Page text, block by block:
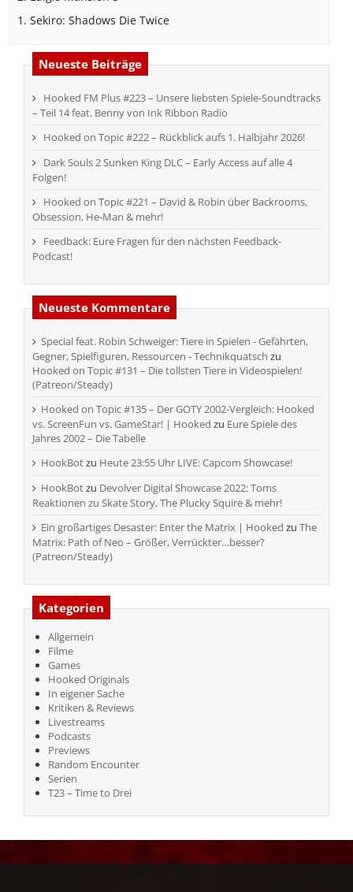
1. Sekiro: Shadows Die Twice
Neueste Beiträge
Hooked FM Plus #223 – Unsere liebsten Spiele-Soundtracks
– Teil 14 feat. Benny von Ink Ribbon Radio
Hooked on Topic #222 – Rückblick aufs 1. Halbjahr 2026!
Dark Souls 2 Sunken King DLC – Early Access auf alle 4
Folgen!
Hooked on Topic #221 – David & Robin über Backrooms,
Obsession, He-Man & mehr!
Feedback: Eure Fragen für den nächsten Feedback-
Podcast!
Neueste Kommentare
Special feat. Robin Schweiger: Tiere in Spielen - Gefährten,
Gegner, Spielfiguren, Ressourcen - Technikquatsch zu
Hooked on Topic #131 – Die tollsten Tiere in Videospielen!
(Patreon/Steady)
Hooked on Topic #135 – Der GOTY 2002-Vergleich: Hooked
vs. ScreenFun vs. GameStar! | Hooked zu Eure Spiele des
Jahres 2002 – Die Tabelle
HookBotzu Heute 23:55 Uhr LIVE: Capcom Showcase!
HookBotzu Devolver Digital Showcase 2022: Toms
Reaktionen zu Skate Story, The Plucky Squire & mehr!
Ein großartiges Desaster: Enter the Matrix | Hooked zu The
Matrix: Path of Neo – Größer, Verrückter…besser?
(Patreon/Steady)
Kategorien
Allgemein
Filme
Games
Hooked Originals
In eigener Sache
Kritiken & Reviews
Livestreams
Podcasts
Previews
Random Encounter
Serien
T23 – Time to Drei